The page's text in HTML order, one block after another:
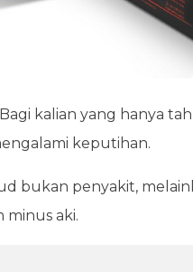
Bagi kalian yang hanya
keputihan.
bukan penyakit,
aki.